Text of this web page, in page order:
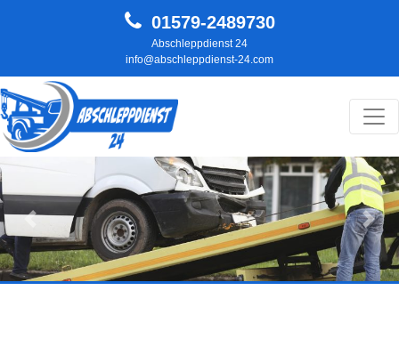
01579-2489730
Abschleppdienst 24
info@abschleppdienst-24.com
Hauptnavigation
Zurück